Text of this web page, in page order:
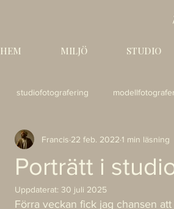
HEM MILJÖ STUDIO
studiofotografering
Naturligt ljus Produktfotografering
Porträtt i
Francis 22 feb. 2022 1 min läsning
Uppdaterat: 30 juli 2025
Förra veckan fick jag chansen